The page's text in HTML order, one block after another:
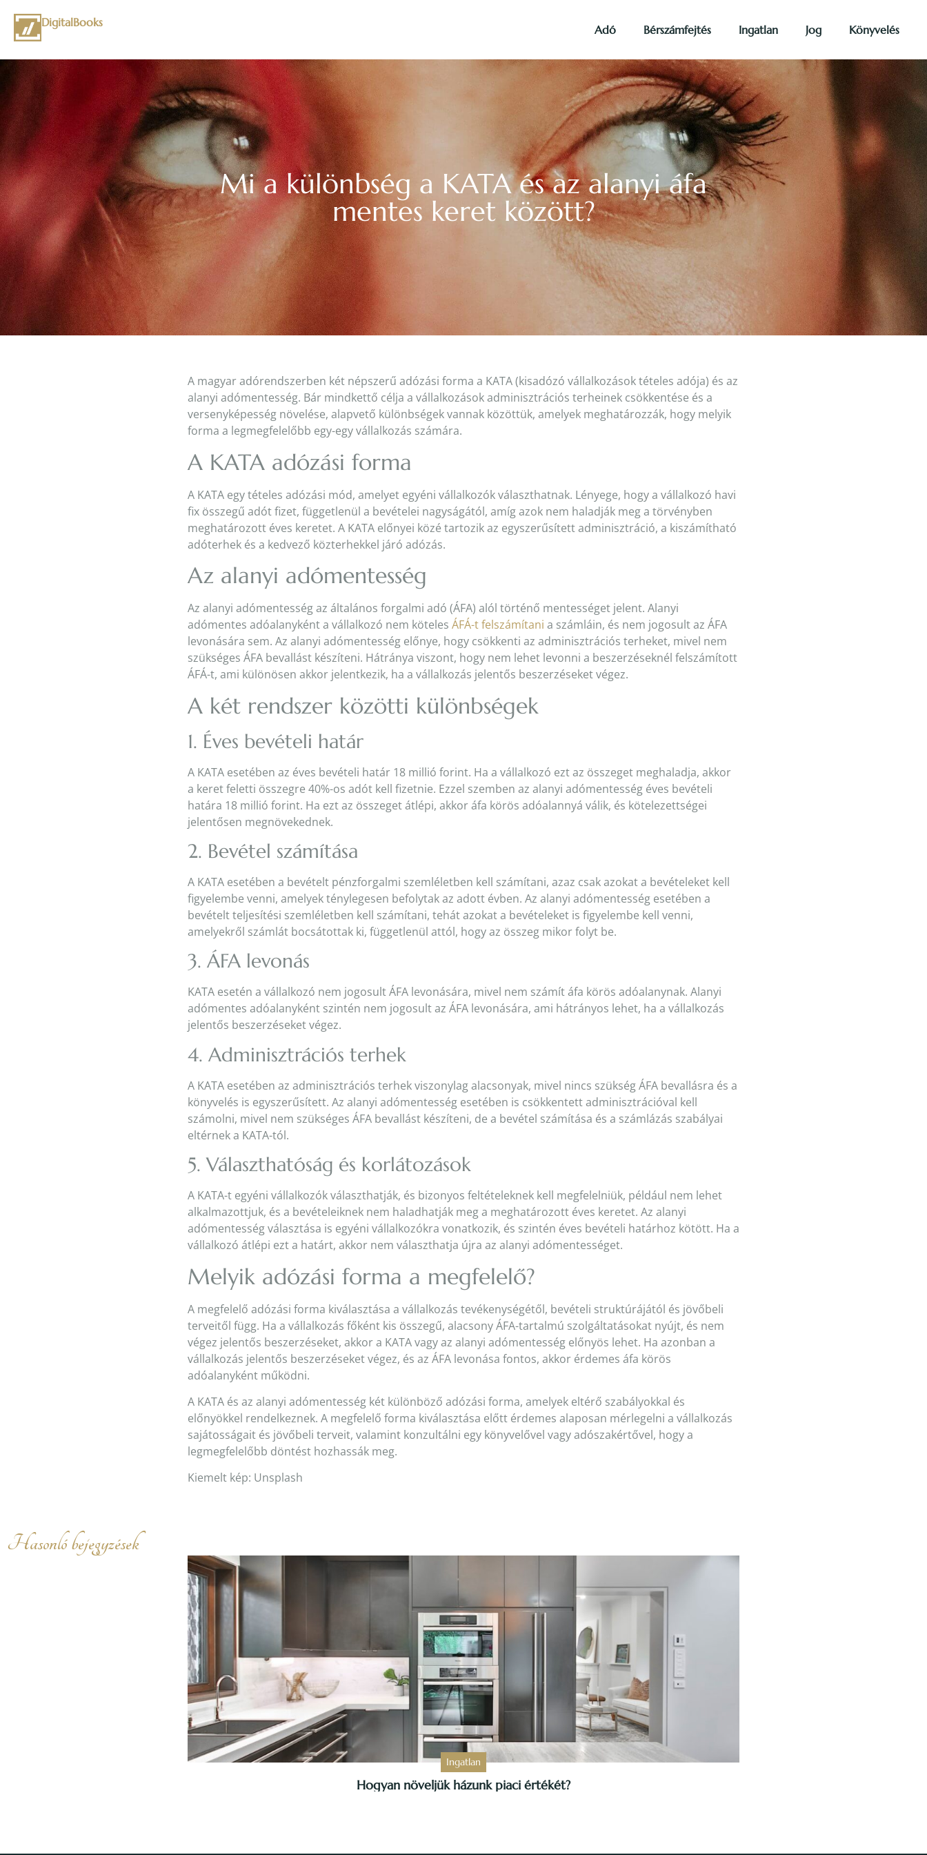
DigitalBooks
Adó Bérszámfejtés Ingatlan Jog Könyvelés
Mi a különbség a KATA és az alanyi áfa
mentes keret között?
A magyar adórendszerben két népszerű adózási forma a KATA (kisadózó vállalkozások tételes adója) és az
alanyi adómentesség. Bár mindkettő célja a vállalkozások adminisztrációs terheinek csökkentése és a
versenyképesség növelése, alapvető különbségek vannak közöttük, amelyek meghatározzák, hogy melyik
forma a legmegfelelőbb egy-egy vállalkozás számára.
A KATA adózási forma
A KATA egy tételes adózási mód, amelyet egyéni vállalkozók választhatnak. Lényege, hogy a vállalkozó havi
fix összegű adót fizet, függetlenül a bevételei nagyságától, amíg azok nem haladják meg a törvényben
meghatározott éves keretet. A KATA előnyei közé tartozik az egyszerűsített adminisztráció, a kiszámítható
adóterhek és a kedvező közterhekkel járó adózás.
Az alanyi adómentesség
Az alanyi adómentesség az általános forgalmi adó (ÁFA) alól történő mentességet jelent. Alanyi
adómentes adóalanyként a vállalkozó nem köteles ÁFÁ-t felszámítani a számláin, és nem jogosult az ÁFA
levonására sem. Az alanyi adómentesség előnye, hogy csökkenti az adminisztrációs terheket, mivel nem
szükséges ÁFA bevallást készíteni. Hátránya viszont, hogy nem lehet levonni a beszerzéseknél felszámított
ÁFÁ-t, ami különösen akkor jelentkezik, ha a vállalkozás jelentős beszerzéseket végez.
A két rendszer közötti különbségek
1. Éves bevételi határ
A KATA esetében az éves bevételi határ 18 millió forint. Ha a vállalkozó ezt az összeget meghaladja, akkor
a keret feletti összegre 40%-os adót kell fizetnie. Ezzel szemben az alanyi adómentesség éves bevételi
határa 18 millió forint. Ha ezt az összeget átlépi, akkor áfa körös adóalannyá válik, és kötelezettségei
jelentősen megnövekednek.
2. Bevétel számítása
A KATA esetében a bevételt pénzforgalmi szemléletben kell számítani, azaz csak azokat a bevételeket kell
figyelembe venni, amelyek ténylegesen befolytak az adott évben. Az alanyi adómentesség esetében a
bevételt teljesítési szemléletben kell számítani, tehát azokat a bevételeket is figyelembe kell venni,
amelyekről számlát bocsátottak ki, függetlenül attól, hogy az összeg mikor folyt be.
3. ÁFA levonás
KATA esetén a vállalkozó nem jogosult ÁFA levonására, mivel nem számít áfa körös adóalanynak. Alanyi
adómentes adóalanyként szintén nem jogosult az ÁFA levonására, ami hátrányos lehet, ha a vállalkozás
jelentős beszerzéseket végez.
4. Adminisztrációs terhek
A KATA esetében az adminisztrációs terhek viszonylag alacsonyak, mivel nincs szükség ÁFA bevallásra és a
könyvelés is egyszerűsített. Az alanyi adómentesség esetében is csökkentett adminisztrációval kell
számolni, mivel nem szükséges ÁFA bevallást készíteni, de a bevétel számítása és a számlázás szabályai
eltérnek a KATA-tól.
5. Választhatóság és korlátozások
A KATA-t egyéni vállalkozók választhatják, és bizonyos feltételeknek kell megfelelniük, például nem lehet
alkalmazottjuk, és a bevételeiknek nem haladhatják meg a meghatározott éves keretet. Az alanyi
adómentesség választása is egyéni vállalkozókra vonatkozik, és szintén éves bevételi határhoz kötött. Ha a
vállalkozó átlépi ezt a határt, akkor nem választhatja újra az alanyi adómentességet.
Melyik adózási forma a megfelelő?
A megfelelő adózási forma kiválasztása a vállalkozás tevékenységétől, bevételi struktúrájától és jövőbeli
terveitől függ. Ha a vállalkozás főként kis összegű, alacsony ÁFA-tartalmú szolgáltatásokat nyújt, és nem
végez jelentős beszerzéseket, akkor a KATA vagy az alanyi adómentesség előnyös lehet. Ha azonban a
vállalkozás jelentős beszerzéseket végez, és az ÁFA levonása fontos, akkor érdemes áfa körös
adóalanyként működni.
A KATA és az alanyi adómentesség két különböző adózási forma, amelyek eltérő szabályokkal és
előnyökkel rendelkeznek. A megfelelő forma kiválasztása előtt érdemes alaposan mérlegelni a vállalkozás
sajátosságait és jövőbeli terveit, valamint konzultálni egy könyvelővel vagy adószakértővel, hogy a
legmegfelelőbb döntést hozhassák meg.
Kiemelt kép: Unsplash
Hasonló bejegyzések
Ingatlan
Hogyan növeljük házunk piaci értékét?